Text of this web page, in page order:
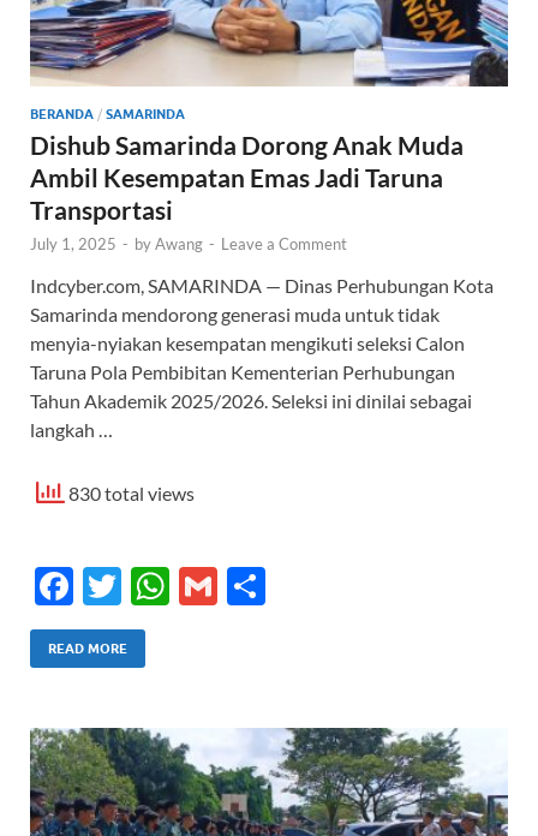
BERANDA / SAMARINDA
Dishub Samarinda Dorong Anak Muda
Ambil Kesempatan Emas Jadi Taruna
Transportasi
July 1, 2025 - byAwang - Leave a Comment
Indcyber.com, SAMARINDA — Dinas Perhubungan Kota
Samarinda mendorong generasi muda untuk tidak
menyia-nyiakan kesempatan mengikuti seleksi Calon
Taruna Pola Pembibitan Kementerian Perhubungan
Tahun Akademik 2025/2026. Seleksi ini dinilai sebagai
langkah …
830 total views
F
ac
e
o
o
k
T
w
itt
W
A
p
p
G
READ MORE